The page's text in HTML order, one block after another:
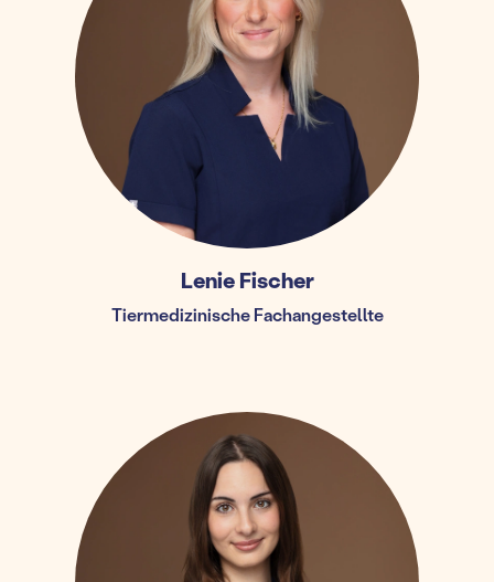
Lenie Fischer
Tiermedizinische Fachangestellte